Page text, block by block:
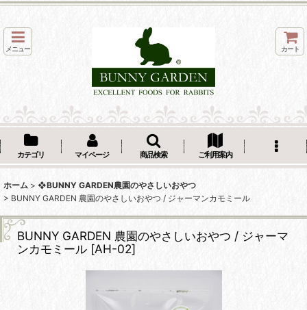
メニュー カート
カテゴリ マイページ 商品検索 ご利用案内
ホーム > ❖BUNNY GARDEN農園のやさしいおやつ
> BUNNY GARDEN 農園のやさしいおやつ / ジャーマンカモミール
BUNNY GARDEN 農園のやさしいおやつ / ジャーマ
ンカモミール [AH-02]